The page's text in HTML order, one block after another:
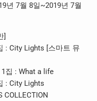
년 7월 8일~2019년 7월
]
: City Lights [스마트 뮤
집 : What a life
: City Lights
COLLECTION